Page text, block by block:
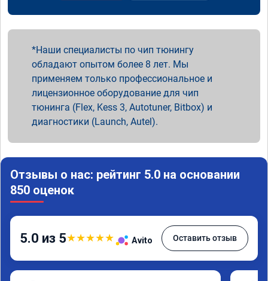
Наши специалисты по чип тюнингу
обладают опытом более 8 лет. Мы
применяем только профессиональное и
лицензионное оборудование для чип
тюнинга (Flex, Kess 3, Autotuner, Bitbox) и
диагностики (Launch, Autel).
Отзывы о нас: рейтинг 5.0 на основании
850 оценок
5.0 из 5★★★★★ Avito Оставить отзыв